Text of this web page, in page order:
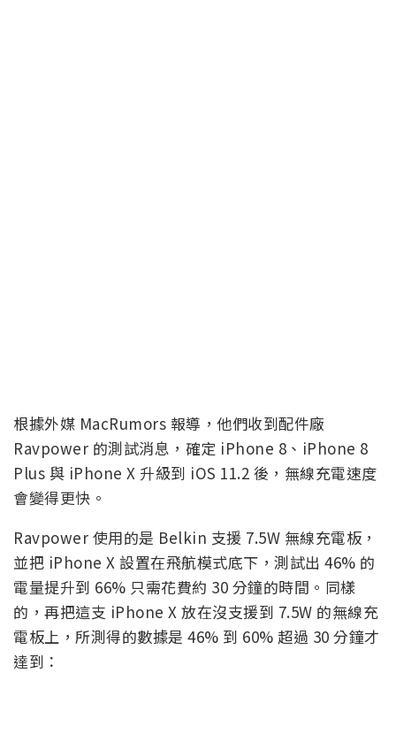
根據外媒 MacRumors 報導，他們收到配件廠
Ravpower 的測試消息，確定 iPhone 8、iPhone 8
Plus 與 iPhone X 升級到 iOS 11.2 後，無線充電速度
會變得更快。
Ravpower 使用的是 Belkin 支援 7.5W 無線充電板，
並把 iPhone X 設置在飛航模式底下，測試出 46% 的
電量提升到 66% 只需花費約 30 分鐘的時間。同樣
的，再把這支 iPhone X 放在沒支援到 7.5W 的無線充
電板上，所測得的數據是 46% 到 60% 超過 30 分鐘才
達到：